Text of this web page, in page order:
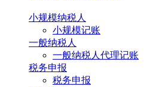
小规模纳税人
小规模记账
一般纳税人
一般纳税人代理记账
税务申报
税务申报